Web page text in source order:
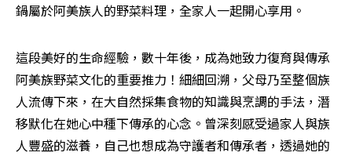
鍋屬於阿美族人的野菜料理，全家人一起開心享用。
這段美好的生命經驗，數十年後，成為她致力復育與傳承
阿美族野菜文化的重要推力！細細回溯，父母乃至整個族
人流傳下來，在大自然採集食物的知識與烹調的手法，潛
移默化在她心中種下傳承的心念。曾深刻感受過家人與族
人豐盛的滋養，自己也想成為守護者和傳承者，透過她的